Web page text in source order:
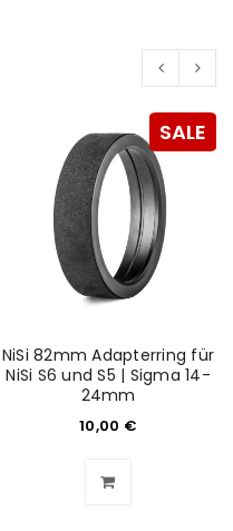
SALE
NiSi 82mm Adapterring für
NiSi S6 und S5 | Sigma 14-
24mm
10,00 €